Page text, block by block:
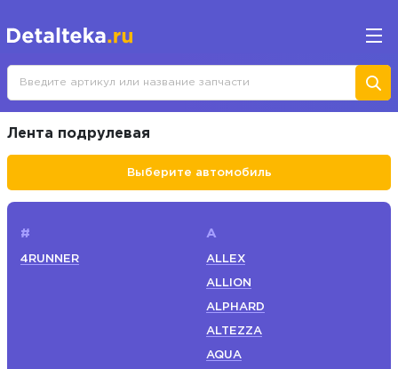
Лента подрулевая
Выберите автомобиль
#
4RUNNER
A
ALLEX
ALLION
ALPHARD
ALTEZZA
AQUA